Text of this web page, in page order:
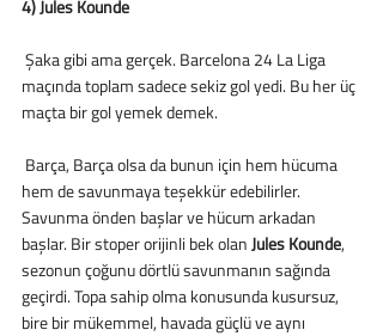
4) Jules Kounde
maçında toplam sadece sekiz gol yedi. Bu her üç
maçta bir gol yemek demek.
hem de savunmaya teşekkür edebilirler.
Savunma önden başlar ve hücum arkadan
başlar. Bir stoper orijinli bek olan Jules Kounde,
sezonun çoğunu dörtlü savunmanın sağında
geçirdi. Topa sahip olma konusunda kusursuz,
bire bir mükemmel, havada güçlü ve aynı